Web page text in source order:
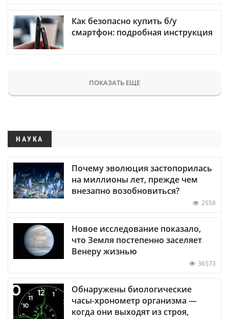
Как безопасно купить б/у
смартфон: подробная инструкция
ПОКАЗАТЬ ЕЩЕ
НАУКА
Почему эволюция застопорилась
на миллионы лет, прежде чем
внезапно возобновиться?
2558
Новое исследование показало,
что Земля постепенно заселяет
Венеру жизнью
36573
Обнаружены биологические
часы-хронометр организма —
когда они выходят из строя,